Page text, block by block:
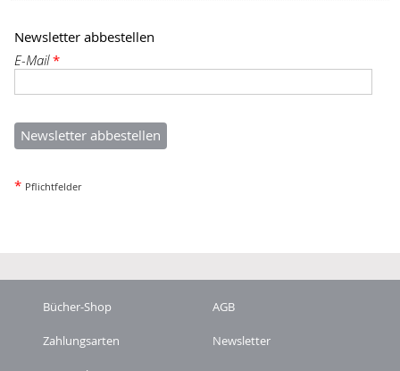
Newsletter abbestellen
E-Mail *
* Pflichtfelder
Bücher-Shop AGB
Zahlungsarten Newsletter